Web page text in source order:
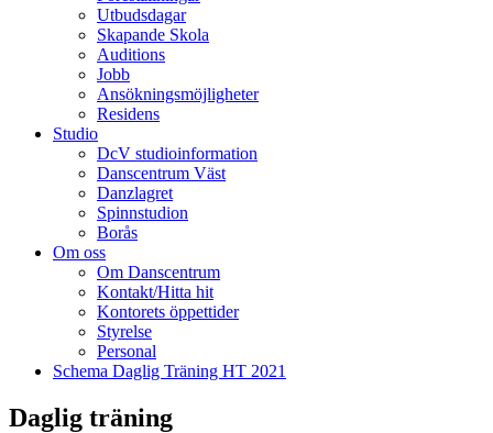
Utbudsdagar
Skapande Skola
Auditions
Jobb
Ansökningsmöjligheter
Residens
Studio
DcV studioinformation
Danscentrum Väst
Danzlagret
Spinnstudion
Borås
Om oss
Om Danscentrum
Kontakt/Hitta hit
Kontorets öppettider
Styrelse
Personal
Schema Daglig Träning HT 2021
Daglig träning